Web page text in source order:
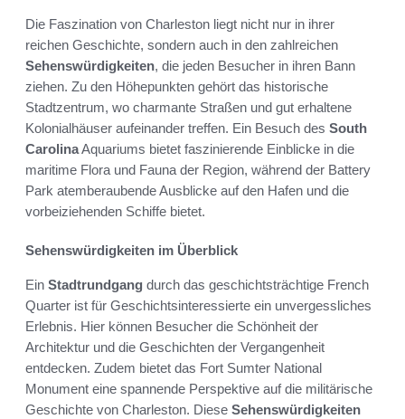
Die Faszination von Charleston liegt nicht nur in ihrer
reichen Geschichte, sondern auch in den zahlreichen
Sehenswürdigkeiten, die jeden Besucher in ihren Bann
ziehen. Zu den Höhepunkten gehört das historische
Stadtzentrum, wo charmante Straßen und gut erhaltene
Kolonialhäuser aufeinander treffen. Ein Besuch des South
CarolinaAquariums bietet faszinierende Einblicke in die
maritime Flora und Fauna der Region, während der Battery
Park atemberaubende Ausblicke auf den Hafen und die
vorbeiziehenden Schiffe bietet.
Sehenswürdigkeiten im Überblick
Ein Stadtrundgang durch das geschichtsträchtige French
Quarter ist für Geschichtsinteressierte ein unvergessliches
Erlebnis. Hier können Besucher die Schönheit der
Architektur und die Geschichten der Vergangenheit
entdecken. Zudem bietet das Fort Sumter National
Monument eine spannende Perspektive auf die militärische
Geschichte von Charleston. Diese Sehenswürdigkeiten